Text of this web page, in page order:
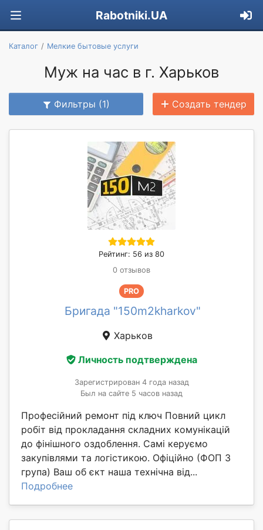
Rabotniki.UA
Каталог Мелкие бытовые услуги
Муж на час в г. Харьков
Фильтры (1) Создать тендер
Рейтинг: 56 из 80
0 отзывов
PRO
Бригада "150m2kharkov"
Харьков
Личность подтверждена
Зарегистрирован 4 года назад
Был на сайте 5 часов назад
Професійний ремонт під ключ Повний цикл
робіт від прокладання складних комунікацій
до фінішного оздоблення. Самі керуємо
закупівлями та логістикою. Офіційно (ФОП 3
група) Ваш об єкт наша технічна від...
Подробнее